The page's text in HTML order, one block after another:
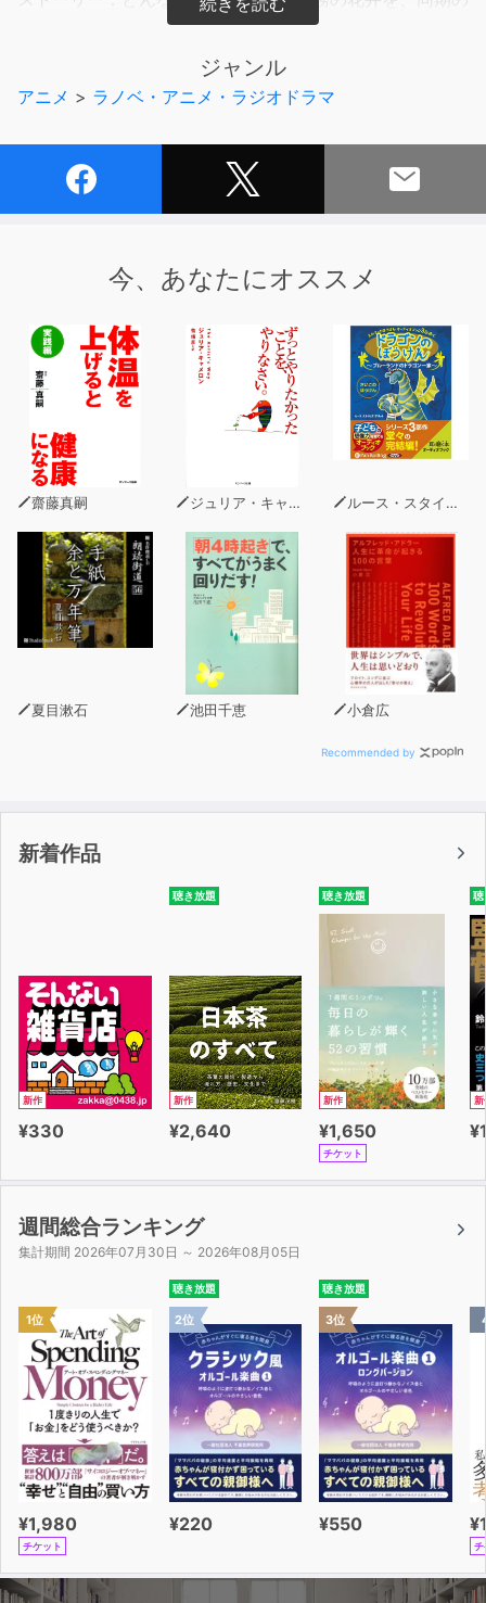
田中は苦々しい表情で見つめ……。
＊『会社であった泣ける話』に収録されています。
ジャンル
アニメ > ラノベ・アニメ・ラジオドラマ
今、あなたにオススメ
齋藤真嗣 ジュリア・キャメロン ルース・スタイルズ・ガネット
夏目漱石 池田千恵 小倉広
Recommended by
新着作品
新作
¥330
聴き放題
新作
¥2,640
聴き放題
新作
¥1,650
チケット
聴
新
週間総合ランキング
集計期間 2026年07月30日 ～ 2026年08月05日
1位
¥1,980
チケット
聴き放題
2位
¥220
聴き放題
3位
¥550
チ